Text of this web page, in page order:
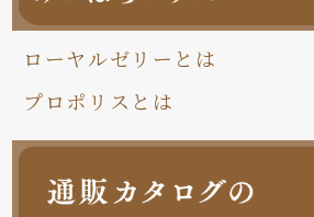
ローヤルゼリーとは
プロポリスとは